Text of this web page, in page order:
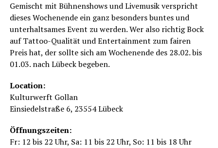
Gemischt mit Bühnenshows und Livemusik verspricht
dieses Wochenende ein ganz besonders buntes und
unterhaltsames Event zu werden. Wer also richtig Bock
auf Tattoo-Qualität und Entertainment zum fairen
Preis hat, der sollte sich am Wochenende des 28.02. bis
01.03. nach Lübeck begeben.
Location:
Kulturwerft Gollan
Einsiedelstraße 6, 23554 Lübeck
Öffnungszeiten:
Fr: 12 bis 22 Uhr, Sa: 11 bis 22 Uhr, So: 11 bis 18 Uhr